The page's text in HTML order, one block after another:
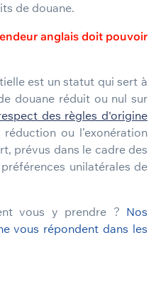
de douane.
anglais doit pouvoir
est un statut qui sert à
douane réduit ou nul sur
des règles d'origine
ou l’exonération
prévus dans le cadre des
unilatérales de
vous y prendre ? Nos
vous répondent dans les